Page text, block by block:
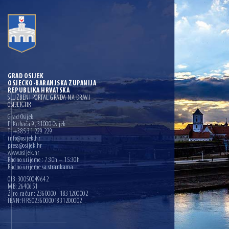
GRAD OSIJEK
OSJEČKO-BARANJSKA ŽUPANIJA
REPUBLIKA HRVATSKA
SLUŽBENI PORTAL GRADA NA DRAVI
OSIJEK.HR
Grad Osijek
F. Kuhača 9, 31000 Osijek
T: +385 31 229 229
info@osijek.hr
press@osijek.hr
www.osijek.hr
Radno vrijeme : 7:30h – 15:30h
Radno vrijeme sa strankama
OIB: 30050049642
MB: 2640651
Žiro-račun: 2360000–1831200002
IBAN: HR5023600001831200002